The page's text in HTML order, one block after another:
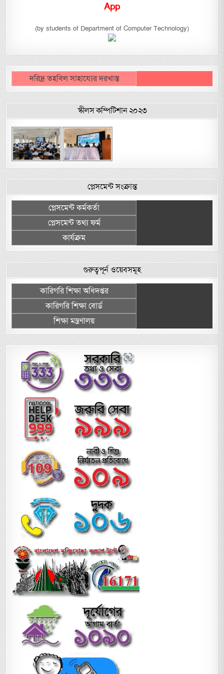
App
(by students of Department of Computer Technology)
দরিদ্র তহবিল সাহায্যের দরখাস্ত
স্কীলস কম্পিটিশান ২০২৩
প্লেসমেন্ট সংক্রান্ত
প্লেসমেন্ট কর্মকর্তা
প্লেসমেন্ট তথ্য ফর্ম
কার্যক্রম
গুরুত্বপূর্ন ওয়েবসমূহ
কারিগরি শিক্ষা অধিদপ্তর
কারিগরি শিক্ষা বোর্ড
শিক্ষা মন্ত্রণালয়